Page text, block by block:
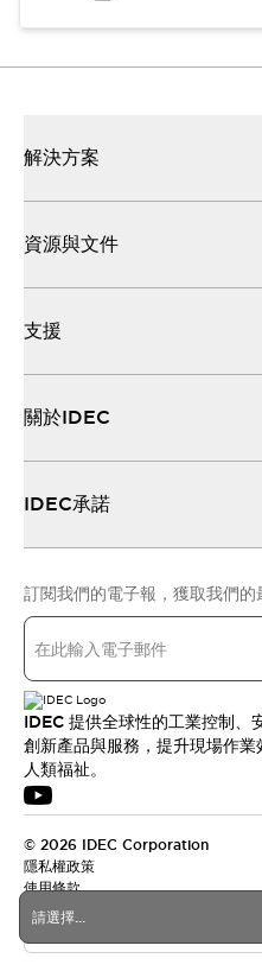
請選擇...
解決方案
資源與文件
支援
關於IDEC
IDEC承諾
訂閱我們的電子報，獲取我們的
IDEC 提供全球性的工業控制、
創新產品與服務，提升現場作
人類福祉。
© 2026 IDEC Corporation
隱私權政策
使用條款
台灣